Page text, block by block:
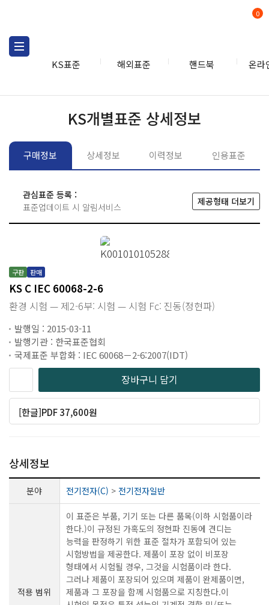
KS표준 해외표준 핸드북 온라
0
KS개별표준 상세정보
구매정보 상세정보 이력정보 인용표준
관심표준 등록 :
표준업데이트 시 알림서비스
제공형태 더보기
구판 판매
KS C IEC 60068-2-6
환경 시험 — 제2-6부: 시험 — 시험 Fc: 진동(정현파)
발행일 : 2015-03-11
발행기관 : 한국표준협회
국제표준 부합화 : IEC 60068－2-6:2007(IDT)
장바구니 담기
[한글]PDF 37,600원
상세정보
분야 전기전자(C) > 전기전자일반
적용 범위
이 표준은 부품, 기기 또는 다른 품목(이하 시험품이라
한다.)이 규정된 가혹도의 정현파 진동에 견디는
능력을 판정하기 위한 표준 절차가 포함되어 있는
시험방법을 제공한다. 제품이 포장 없이 비포장
형태에서 시험될 경우, 그것을 시험품이라 한다.
그러나 제품이 포장되어 있으며 제품이 완제품이면,
제품과 그 포장을 함께 시험품으로 지칭한다.이